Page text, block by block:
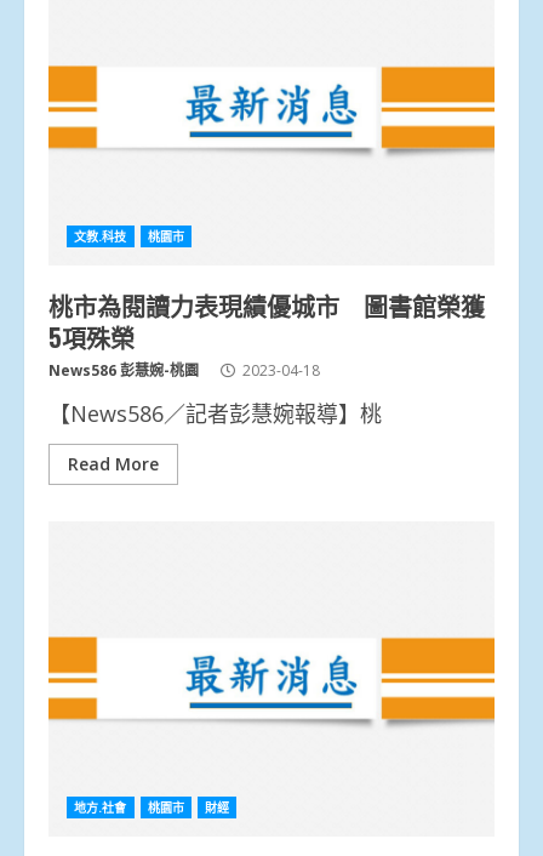
文教.科技 桃園市
桃市為閱讀力表現績優城市 圖書館榮獲
5項殊榮
News586 彭慧婉-桃園 2023-04-18
【News586／記者彭慧婉報導】桃
Read More
地方.社會 桃園市 財經